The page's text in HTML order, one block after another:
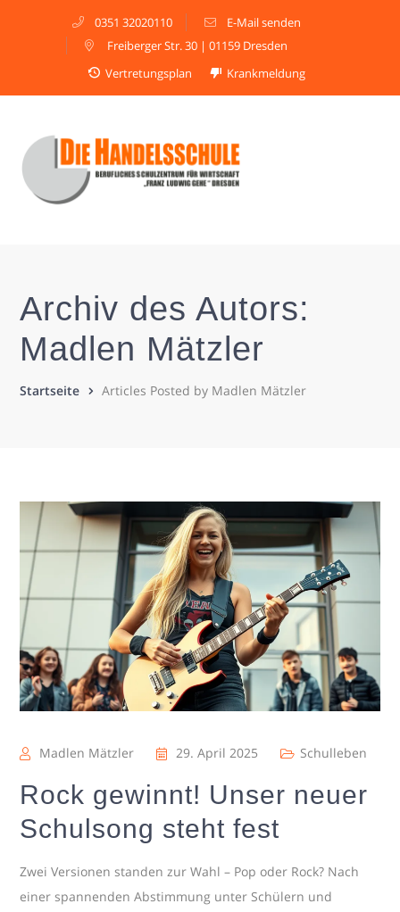
0351 32020110
E-Mail senden
Freiberger Str. 30 | 01159 Dresden
Vertretungsplan
Krankmeldung
Archiv des Autors:
Madlen Mätzler
Startseite Articles Posted by Madlen Mätzler
Madlen Mätzler 29. April 2025 Schulleben
Rock gewinnt! Unser neuer
Schulsong steht fest
Zwei Versionen standen zur Wahl – Pop oder Rock? Nach
einer spannenden Abstimmung unter Schülern und